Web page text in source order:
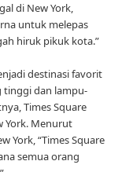
di New York,
untuk melepas
hiruk pikuk kota.”
destinasi favorit
tinggi dan lampu-
Times Square
York. Menurut
York, “Times Square
semua orang